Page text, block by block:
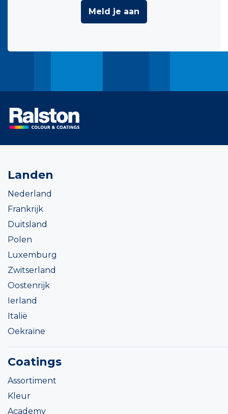
Meld je aan
Landen
Nederland
Frankrijk
Duitsland
Polen
Luxemburg
Zwitserland
Oostenrijk
Ierland
Italië
Oekraïne
Coatings
Assortiment
Kleur
Academy